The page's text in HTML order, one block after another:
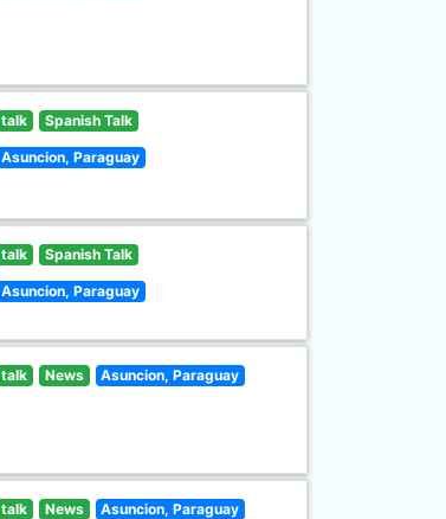
talk Spanish Talk
Asuncion, Paraguay
talk Spanish Talk
Asuncion, Paraguay
talk News Asuncion, Paraguay
talk News Asuncion, Paraguay